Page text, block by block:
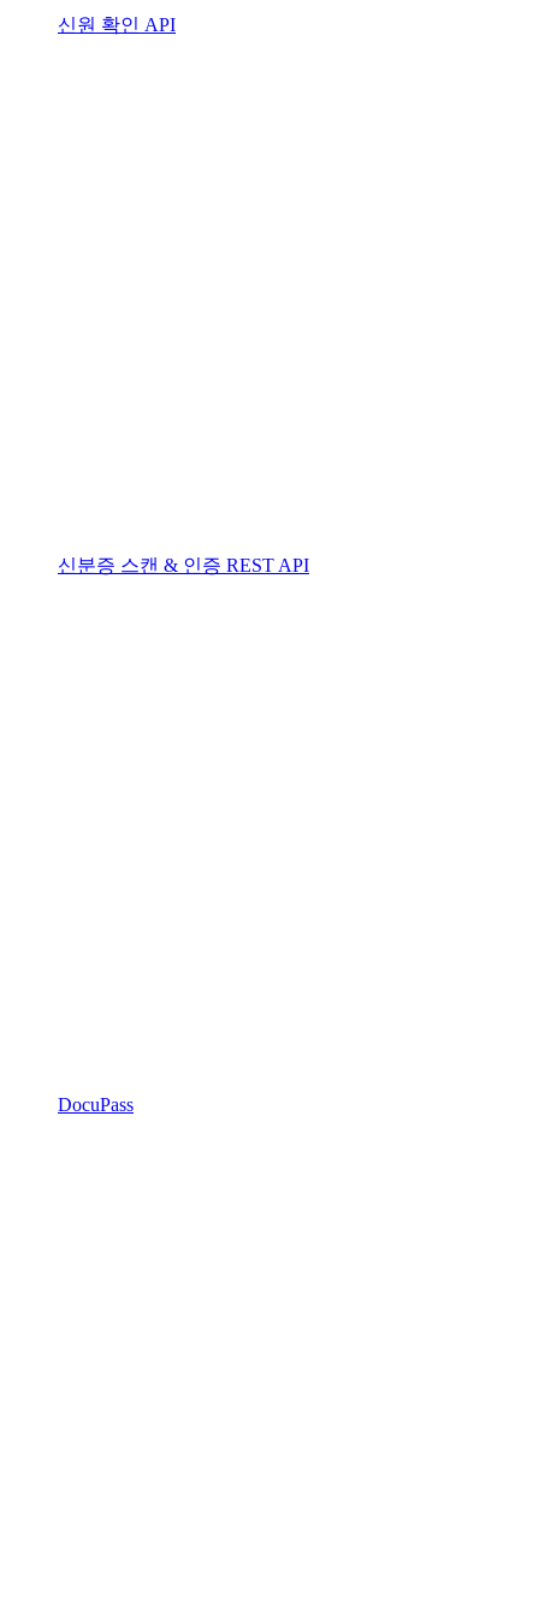
신원 확인 API
신분증 스캔 & 인증 REST API
DocuPass